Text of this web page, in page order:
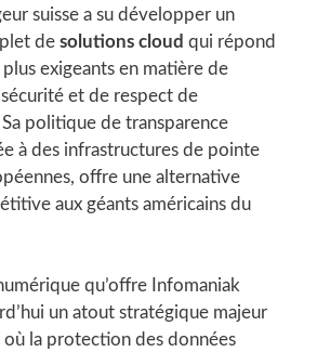
suisse a su développer un
de solutions cloud qui répond
exigeants en matière de
et de respect de
Sa politique de transparence
à des infrastructures de pointe
offre une alternative
aux géants américains du
qu’offre Infomaniak
un atout stratégique majeur
la protection des données